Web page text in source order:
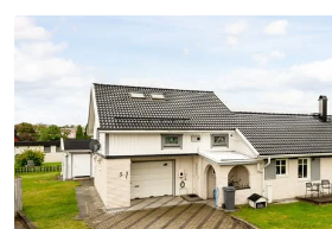
Energideklaration-1510017
BIlaga renoveringar 2012-
5
Tomtkarta